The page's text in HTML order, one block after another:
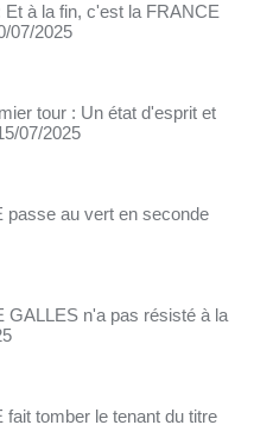
à la fin, c'est la FRANCE
07/2025
tour : Un état d'esprit et
07/2025
passe au vert en seconde
GALLES n'a pas résisté à la
tomber le tenant du titre